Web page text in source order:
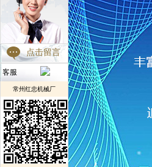
点击留言
客服
常州红忠机械厂